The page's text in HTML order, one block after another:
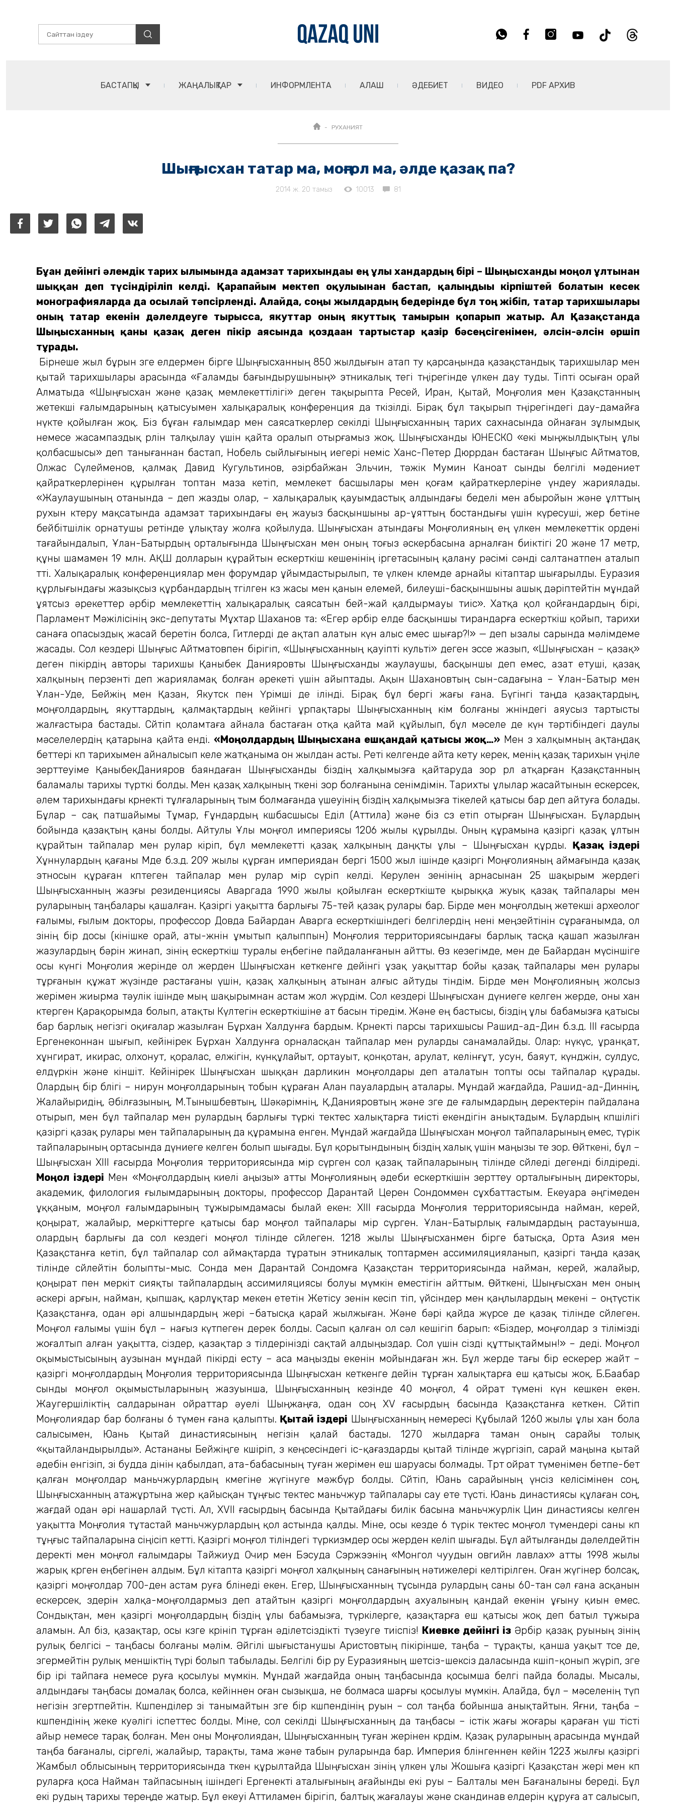
БАСТАПҚЫ ЖАҢАЛЫҚТАР ИНФОРМЛЕНТА АЛАШ ӘДЕБИЕТ ВИДЕО PDF АРХИВ
РУХАНИЯТ
Шыңғысхан татар ма, моңғол ма, әлде қазақ па?
2014 ж. 20 тамыз 10013 81
Бұған дейінгі әлемдік тарих ғылымында адамзат тарихындағы ең ұлы хандардың бірі – Шыңғысханды моңғол ұлтынан
шыққан деп түсіндіріліп келді. Қарапайым мектеп оқулығынан бастап, қалыңдығы кірпіштей болатын кесек
монографияларда да осылай тәпсірленді. Алайда, соңғы жылдардың бедерінде бұл тоң жібіп, татар тарихшылары
оның татар екенін дәлелдеуге тырысса, якуттар оның якуттық тамырын қопарып жатыр. Ал Қазақстанда
Шыңғысханның қаны қазақ деген пікір аясында қоздаған тартыстар қазір бәсеңсігенімен, әлсін-әлсін өршіп
тұрады.
Бірнеше жыл бұрын өзге елдермен бірге Шыңғысханның 850 жылдығын атап өту қарсаңында қазақстандық тарихшылар мен
қытай тарихшылары арасында «Ғаламды бағындырушының» этникалық тегі төңірегінде үлкен дау туды. Тіпті осыған орай
Алматыда «Шыңғысхан және қазақ мемлекеттілігі» деген тақырыпта Ресей, Иран, Қытай, Моңғолия мен Қазақстанның
жетекші ғалымдарының қатысуымен халықаралық конференция да өткізілді. Бірақ бұл тақырып төңірегіндегі дау-дамайға
нүкте қойылған жоқ. Біз бұған ғалымдар мен саясаткерлер секілді Шыңғысханның тарих сахнасында ойнаған зұлымдық
немесе жасампаздық рөлін талқылау үшін қайта оралып отырғамыз жоқ. Шыңғысханды ЮНЕСКО «екі мыңжылдықтың ұлы
қолбасшысы» деп танығаннан бастап, Нобель сыйлығының иегері неміс Ханс-Петер Дюррдан бастаған Шыңғыс Айтматов,
Олжас Сүлейменов, қалмақ Давид Кугультинов, әзірбайжан Эльчин, тәжік Мумин Каноат сынды белгілі мәдениет
қайраткерлерінен құрылған топтан маза кетіп, мемлекет басшылары мен қоғам қайраткерлеріне үндеу жариялады.
«Жаулаушының отанында – деп жазды олар, – халықаралық қауымдастық алдындағы беделі мен абыройын және ұлттың
рухын көтеру мақсатында адамзат тарихындағы ең жауыз басқыншыны ар-ұяттың бостандығы үшін күресуші, жер бетіне
бейбітшілік орнатушы ретінде ұлықтау жолға қойылуда. Шыңғысхан атындағы Моңғолияның ең үлкен мемлекеттік ордені
тағайындалып, Ұлан-Батырдың орталығында Шыңғысхан мен оның тоғыз әскербасына арналған биіктігі 20 және 17 метр,
құны шамамен 19 млн. АҚШ долларын құрайтын ескерткіш кешенінің іргетасының қалану рәсімі сәнді салтанатпен аталып
өтті. Халықаралық конференциялар мен форумдар ұйымдастырылып, өте үлкен көлемде арнайы кітаптар шығарылды. Еуразия
құрлығындағы жазықсыз құрбандардың төгілген көз жасы мен қанын елемей, билеуші-басқыншыны ашық дәріптейтін мұндай
ұятсыз әрекеттер әрбір мемлекеттің халықаралық саясатын бей-жай қалдырмауы тиіс». Хатқа қол қойғандардың бірі,
Парламент Мәжілісінің экс-депутаты Мұхтар Шаханов та: «Егер әрбір елде басқыншы тирандарға ескерткіш қойып, тарихи
санаға опасыздық жасай беретін болса, Гитлерді де ақтап алатын күн алыс емес шығар?!» — деп ызалы сарында мәлімдеме
жасады. Сол кездері Шыңғыс Айтматовпен бірігіп, «Шыңғысханның қауіпті культі» деген эссе жазып, «Шыңғысхан – қазақ»
деген пікірдің авторы тарихшы Қаныбек Данияровты Шыңғысханды жаулаушы, басқыншы деп емес, азат етуші, қазақ
халқының перзенті деп жарияламақ болған әрекеті үшін айыптады. Ақын Шахановтың сын-садағына – Ұлан-Батыр мен
Ұлан-Уде, Бейжің мен Қазан, Якутск пен Үрімші де ілінді. Бірақ бұл бергі жағы ғана. Бүгінгі таңда қазақтардың,
моңғолдардың, якуттардың, қалмақтардың кейінгі ұрпақтары Шыңғысханның кім болғаны жөніндегі аяусыз тартысты
жалғастыра бастады. Сөйтіп қоламтаға айнала бастаған отқа қайта май құйылып, бұл мәселе де күн тәртібіндегі даулы
мәселелердің қатарына қайта енді. «Моңғолдардың Шыңғысханға ешқандай қатысы жоқ…» Мен өз халқымның ақтаңдақ
беттері көп тарихымен айналысып келе жатқаныма он жылдан асты. Реті келгенде айта кету керек, менің қазақ тарихын үңіле
зерттеуіме ҚаныбекДанияров баяндаған Шыңғысханды біздің халқымызға қайтаруда зор рөл атқарған Қазақстанның
баламалы тарихы түрткі болды. Мен қазақ халқының өткені зор болғанына сенімдімін. Тарихты ұлылар жасайтынын ескерсек,
әлем тарихындағы көрнекті тұлғаларының тым болмағанда үшеуінің біздің халқымызға тікелей қатысы бар деп айтуға болады.
Бұлар – сақ патшайымы Тұмар, Ғұндардың көшбасшысы Еділ (Аттила) және біз сөз етіп отырған Шыңғысхан. Бұлардың
бойында қазақтың қаны болды. Айтулы Ұлы моңғол империясы 1206 жылы құрылды. Оның құрамына қазіргі қазақ ұлтын
құрайтын тайпалар мен рулар кіріп, бұл мемлекетті қазақ халқының даңқты ұлы – Шыңғысхан құрды. Қазақ іздері
Хұннулардың қағаны Мөде б.з.д. 209 жылы құрған империядан бергі 1500 жыл ішінде қазіргі Моңғолияның аймағында қазақ
этносын құраған көптеген тайпалар мен рулар өмір сүріп келді. Керулен өзенінің арнасынан 25 шақырым жердегі
Шыңғысханның жазғы резиденциясы Аваргада 1990 жылы қойылған ескерткіште қырыққа жуық қазақ тайпалары мен
руларының таңбалары қашалған. Қазіргі уақытта барлығы 75-тей қазақ рулары бар. Бірде мен моңғолдың жетекші археолог
ғалымы, ғылым докторы, профессор Довда Байардан Аварга ескерткішіндегі белгілердің нені меңзейтінін cұрағанымда, ол
өзінің бір досы (өкінішке орай, аты-жөнін ұмытып қалыппын) Моңғолия территориясындағы барлық тасқа қашап жазылған
жазулардың бәрін жинап, өзінің ескерткіш туралы еңбегіне пайдаланғанын айтты. Өз кезегімде, мен де Байардан мүсіншіге
осы күнгі Моңғолия жерінде ол жерден Шыңғысхан кеткенге дейінгі ұзақ уақыттар бойы қазақ тайпалары мен рулары
тұрғанын құжат жүзінде растағаны үшін, қазақ халқының атынан алғыс айтуды өтіндім. Бірде мен Моңғолияның жолсыз
жерімен жиырма тәулік ішінде мың шақырымнан астам жол жүрдім. Сол кездері Шыңғысхан дүниеге келген жерде, оны хан
көтерген Қарақорымда болып, атақты Күлтегін ескерткішіне ат басын тіредім. Және ең бастысы, біздің ұлы бабамызға қатысы
бар барлық негізгі оқиғалар жазылған Бұрхан Халдунға бардым. Көрнекті парсы тарихшысы Рашид-ад-Дин б.з.д. ІІІ ғасырда
Ергенеконнан шығып, кейінірек Бұрхан Халдунға орналасқан тайпалар мен руларды санамалайды. Олар: нүкүс, ұранқат,
хұнгират, икирас, олхонут, қоралас, елжігін, күнқұлайыт, ортауыт, қонқотан, арулат, келінғұт, усун, баяут, күнджін, сулдус,
елдүркін және кіншіт. Кейінірек Шыңғысхан шыққан дарликин моңғолдары деп аталатын топты осы тайпалар құрады.
Олардың бір бөлігі – нирун моңғолдарының тобын құраған Алан пауалардың аталары. Мұндай жағдайда, Рашид-ад-Диннің,
Жалайыридің, Әбілғазының, М.Тынышбевтың, Шәкәрімнің, Қ.Данияровтың және өзге де ғалымдардың деректерін пайдалана
отырып, мен бұл тайпалар мен рулардың барлығы түркі тектес халықтарға тиісті екендігін анықтадым. Бұлардың көпшілігі
қазіргі қазақ рулары мен тайпаларының да құрамына енген. Мұндай жағдайда Шыңғысхан моңғол тайпаларының емес, түрік
тайпаларының ортасында дүниеге келген болып шығады. Бұл қорытындының біздің халық үшін маңызы өте зор. Өйткені, бұл –
Шыңғысхан ХІІІ ғасырда Моңғолия территориясында өмір сүрген cол қазақ тайпаларының тілінде сөйледі дегенді білдіреді.
Моңғол іздері Мен «Моңғолдардың киелі аңызы» атты Моңғолияның әдеби ескерткішін зерттеу орталығының директоры,
академик, филология ғылымдарының докторы, профессор Дарантай Церен Сондоммен сұхбаттастым. Екеуара әңгімеден
ұққаным, моңғол ғалымдарының тұжырымдамасы былай екен: ХІІІ ғасырда Моңғолия территориясында найман, керей,
қоңырат, жалайыр, меркіттерге қатысы бар моңғол тайпалары өмір сүрген. Ұлан-Батырлық ғалымдардың растауынша,
олардың барлығы да сол кездегі моңғол тілінде сөйлеген. 1218 жылы Шыңғысханмен бірге батысқа, Орта Азия мен
Қазақстанға кетіп, бұл тайпалар сол аймақтарда тұратын этникалық топтармен ассимиляцияланып, қазіргі таңда қазақ
тілінде сөйлейтін болыпты-мыс. Сонда мен Дарантай Сондомға Қазақстан территориясында найман, керей, жалайыр,
қоңырат пен меркіт сияқты тайпалардың ассимиляциясы болуы мүмкін еместігін айттым. Өйткені, Шыңғысхан мен оның
әскері арғын, найман, қыпшақ, қарлұқтар мекен ететін Жетісу өзенін кесіп өтіп, үйсіндер мен қаңлылардың мекені – оңтүстік
Қазақстанға, одан әрі алшындардың жері –батысқа қарай жылжыған. Және бәрі қайда жүрсе де қазақ тілінде сөйлеген.
Моңғол ғалымы үшін бұл – нағыз күтпеген дерек болды. Сасып қалған ол сәл кешігіп барып: «Біздер, моңғолдар өз тілімізді
жоғалтып алған уақытта, сіздер, қазақтар өз тілдерінізді сақтай алдыңыздар. Сол үшін сізді құттықтаймын!» – деді. Моңғол
оқымыстысының аузынан мұндай пікірді есту – аса маңызды екенін мойындаған жөн. Бұл жерде тағы бір ескерер жайт –
қазіргі моңғолдардың Моңғолия территориясында Шыңғысхан кеткенге дейін тұрған халықтарға еш қатысы жоқ. Б.Баабар
сынды моңғол оқымыстыларының жазуынша, Шыңғысханның кезінде 40 моңғол, 4 ойрат түмені күн кешкен екен.
Жаугершіліктің салдарынан ойраттар әуелі Шыңжаңға, одан соң ХV ғасырдың басында Қазақстанға кеткен. Сөйтіп
Моңғолиядар бар болғаны 6 түмен ғана қалыпты. Қытай іздері Шыңғысханның немересі Құбылай 1260 жылы ұлы хан бола
салысымен, Юань Қытай династиясының негізін қалай бастады. 1270 жылдарға таман оның сарайы толық
«қытайландырылды». Астананы Бейжіңге көшіріп, өз кеңсесіндегі іс-қағаздарды қытай тілінде жүргізіп, сарай маңына қытай
әдебін енгізіп, өзі будда дінін қабылдап, ата-бабасының туған жерімен еш шаруасы болмады. Төрт ойрат түменімен бетпе-бет
қалған моңғолдар маньчжурлардың көмегіне жүгінуге мәжбүр болды. Сөйтіп, Юань сарайының үнсіз келісімінен соң,
Шыңғысханның атажұртына жер қайысқан тұңғыс тектес маньчжур тайпалары сау ете түсті. Юань династиясы құлаған соң,
жағдай одан әрі нашарлай түсті. Ал, ХVІІ ғасырдың басында Қытайдағы билік басына маньчжурлік Цин династиясы келген
уақытта Моңғолия тұтастай маньчжурлардың қол астында қалды. Міне, осы кезде 6 түрік тектес моңғол түмендері саны көп
тұңғыс тайпаларына сіңісіп кетті. Қазіргі моңғол тіліндегі түркизмдер осы жерден келіп шығады. Бұл айтылғанды дәлелдейтін
деректі мен моңғол ғалымдары Тайжиуд Очир мен Бэсуда Сэржээнің «Монгол чуудын овгийн лавлах» атты 1998 жылы
жарық көрген еңбегінен алдым. Бұл кітапта қазіргі моңғол халқының санағының нәтижелері келтірілген. Оған жүгінер болсақ,
қазіргі моңғолдар 700-ден астам руға бөлінеді екен. Егер, Шыңғысханның тұсында рулардың саны 60-тан сәл ғана асқанын
ескерсек, өздерін халқа-моңғолдармыз деп атайтын қазіргі моңғолдардың ахуалының қандай екенін ұғыну қиын емес.
Сондықтан, мен қазіргі моңғолдардың біздің ұлы бабамызға, түркілерге, қазақтарға еш қатысы жоқ деп батыл тұжыра
аламын. Ал біз, қазақтар, осы көзге көрініп тұрған әділетсіздікті түзеуге тиіспіз! Киевке дейінгі із Әрбір қазақ руының өзінің
рулық белгісі – таңбасы болғаны мәлім. Әйгілі шығыстанушы Аристовтың пікірінше, таңба – тұрақты, қанша уақыт өтсе де,
өзгермейтін рулық меншіктің түрі болып табылады. Белгілі бір ру Еуразияның шетсіз-шексіз даласында көшіп-қонып жүріп, өзге
бір ірі тайпаға немесе руға қосылуы мүмкін. Мұндай жағдайда оның таңбасында қосымша белгі пайда болады. Мысалы,
алдындағы таңбасы домалақ болса, кейіннен оған сызықша, не болмаса шарғы қосылуы мүмкін. Алайда, бұл – мәселенің түп
негізін өзгертпейтін. Көшпенділер өзі танымайтын өзге бір көшпендінің руын – сол таңба бойынша анықтайтын. Яғни, таңба –
көшпендінің жеке куәлігі іспеттес болды. Міне, сол секілді Шыңғысханның да таңбасы – істік жағы жоғары қараған үш тісті
айыр немесе тарақ болған. Мен оны Моңғолиядан, Шыңғысханның туған жерінен көрдім. Қазақ руларының арасында мұндай
таңба бағаналы, сіргелі, жалайыр, тарақты, тама және табын руларында бар. Империя бөлінгеннен кейін 1223 жылғы қазіргі
Жамбыл облысының территориясында өткен құрылтайда Шыңғысхан өзінің үлкен ұлы Жошыға қазіргі Қазақстан жері мен көп
руларға қоса Найман тайпасының ішіндегі Ергенекті аталығының ағайынды екі руы – Балталы мен Бағаналыны береді. Бұл
екі рудың тарихы тереңде жатыр. Бұл екеуі Аттиламен бірігіп, балтық жағалауы және скандинав елдерін құруға ат салысып,